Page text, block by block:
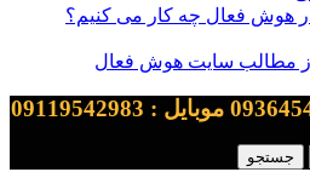
هوش فعال چه کار می کنیم؟
از مطالب سایت هوش فعال